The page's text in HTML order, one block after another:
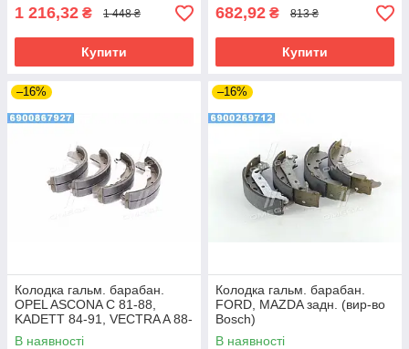
1 216,32 ₴ 1 448 ₴
Купити
682,92 ₴ 813 ₴
Купити
–16%
Колодка гальм. барабан.
OPEL ASCONA C 81-88,
KADETT 84-91, VECTRA A 88-
95 задн. (вир-во LPR)
В наявності
–16%
Колодка гальм. барабан.
FORD, MAZDA задн. (вир-во
Bosch)
В наявності